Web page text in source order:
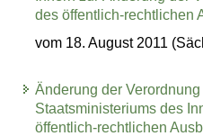
des öffentlich-rechtlichen
vom 18. August 2011
Änderung der
Staatsministeriums des
öffentlich-rechtlichen